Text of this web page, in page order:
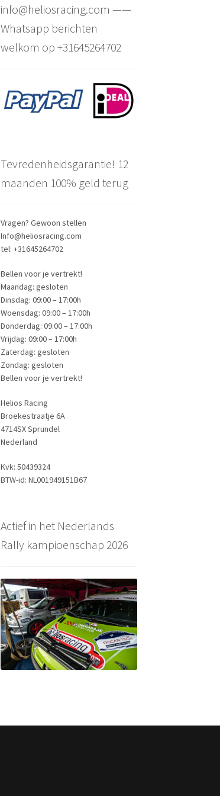
info@heliosracing.com ——
Whatsapp berichten
welkom op +31645264702
Tevredenheidsgarantie! 12
maanden 100% geld terug
Vragen? Gewoon stellen
Info@heliosracing.com
tel: +31645264702
Bellen voor je vertrekt!
Maandag: gesloten
Dinsdag: 09:00 – 17:00h
Woensdag: 09:00 – 17:00h
Donderdag: 09:00 – 17:00h
Vrijdag: 09:00 – 17:00h
Zaterdag: gesloten
Zondag: gesloten
Bellen voor je vertrekt!
Helios Racing
Broekestraatje 6A
4714SX Sprundel
Nederland
Kvk: 50439324
BTW-id: NL001949151B67
Actief in het Nederlands
Rally kampioenschap 2026